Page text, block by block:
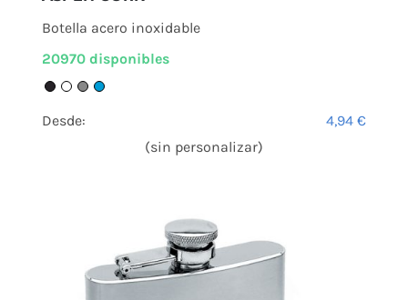
Botella acero inoxidable
20970 disponibles
Desde: 4,94€
(sin personalizar)